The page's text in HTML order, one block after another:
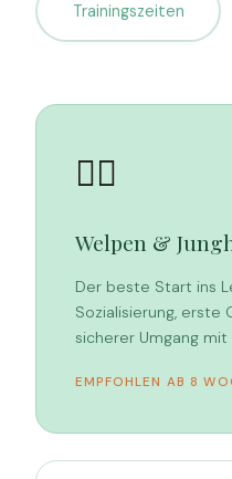
Trainingszeiten
🐕‍🦺
Welpen &
Der beste Start ins
Sozialisierung, erste
sicherer Umgang mit
EMPFOHLEN AB 8